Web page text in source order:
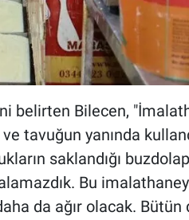
belirten Bilecen,
tavuğun yanında
saklandığı
Bu
da ağır olacak.